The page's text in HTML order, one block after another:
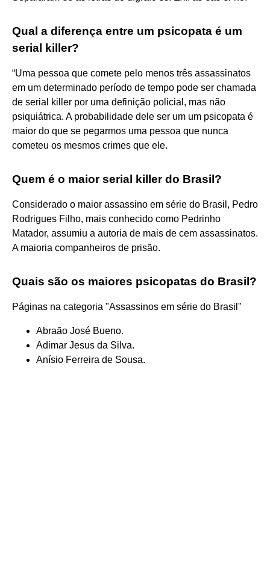
Qual a diferença entre um psicopata é um
serial killer?
“Uma pessoa que comete pelo menos três assassinatos
em um determinado período de tempo pode ser chamada
de serial killer por uma definição policial, mas não
psiquiátrica. A probabilidade dele ser um um psicopata é
maior do que se pegarmos uma pessoa que nunca
cometeu os mesmos crimes que ele.
Quem é o maior serial killer do Brasil?
Considerado o maior assassino em série do Brasil, Pedro
Rodrigues Filho, mais conhecido como Pedrinho
Matador, assumiu a autoria de mais de cem assassinatos.
A maioria companheiros de prisão.
Quais são os maiores psicopatas do Brasil?
Páginas na categoria "Assassinos em série do Brasil"
Abraão José Bueno.
Adimar Jesus da Silva.
Anísio Ferreira de Sousa.